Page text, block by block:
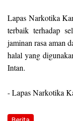
Lapas Narkotika
terbaik terhadap
jaminan rasa aman
halal yang
Intan.
- Lapas Narkotika